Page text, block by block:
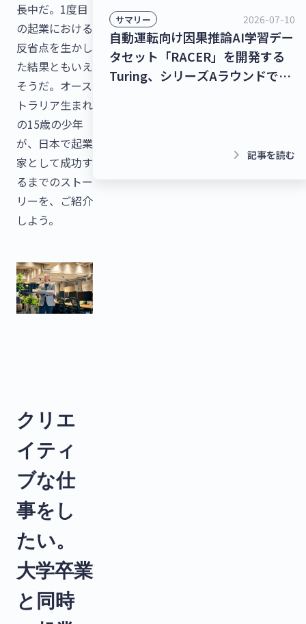
長中だ。1度目
の起業における
反省点を生かし
た結果ともいえ
そうだ。オース
トラリア生まれ
の15歳の少年
が、日本で起業
家として成功す
るまでのストー
リーを、ご紹介
しよう。
クリエ
イティ
ブな仕
事をし
たい。
大学卒業
と同時
サマリー 2026-07-10
自動運転向け因果推論AI学習デー
タセット「RACER」を開発する
Turing、シリーズAラウンドで
ズBラウンドで16億3,000万円を
keyboard_arrow_right 記事を読む